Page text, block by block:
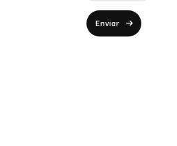
Enviar